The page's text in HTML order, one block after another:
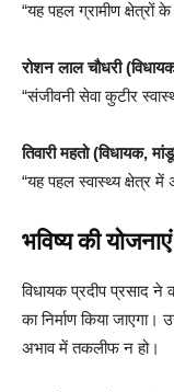
“यह पहल ग्रामीण क्षेत्रों
रोशन लाल चौधरी
“संजीवनी सेवा कुटीर
तिवारी महतो (विधायक,
“यह पहल स्वास्थ्य क्षेत्र
भविष्य की योजनाएं
विधायक प्रदीप प्रसाद ने
का निर्माण किया
अभाव में तकलीफ न हो।